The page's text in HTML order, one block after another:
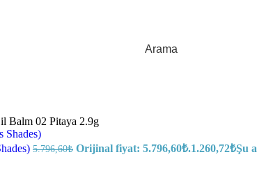
Arama
Balm 02 Pitaya 2.9g
5.796,60₺ Orijinal fiyat: 5.796,60₺.1.260,72₺Şu